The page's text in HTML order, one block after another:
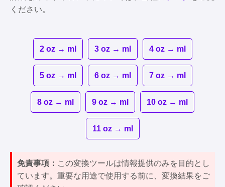
ください。
2 oz → ml 3 oz → ml 4 oz → ml
5 oz → ml 6 oz → ml 7 oz → ml
8 oz → ml 9 oz → ml 10 oz → ml
11 oz → ml
免責事項： この変換ツールは情報提供のみを目的とし
ています。重要な用途で使用する前に、変換結果をご